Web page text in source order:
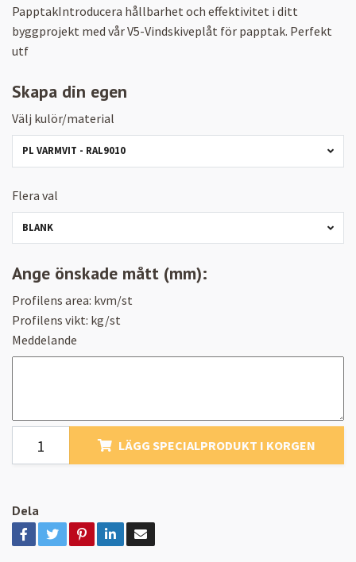
PapptakIntroducera hållbarhet och effektivitet i ditt
byggprojekt med vår V5-Vindskiveplåt för papptak. Perfekt
utf
Skapa din egen
Välj kulör/material
PL VARMVIT - RAL9010
Flera val
BLANK
Ange önskade mått (mm):
Profilens area: kvm/st
Profilens vikt: kg/st
Meddelande
LÄGG SPECIALPRODUKT I KORGEN
Dela